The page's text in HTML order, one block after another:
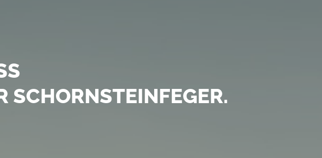
SCHORNSTEINFEGER.
DEM POSTSERVICE